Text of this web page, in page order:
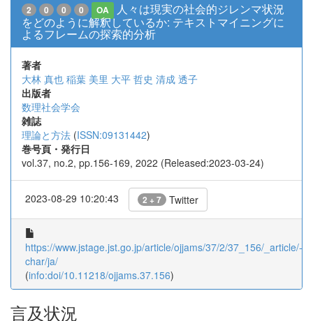
2 0 0 0 OA
人々は現実の社会的ジレンマ状況
をどのように解釈しているか: テキストマイニングに
よるフレームの探索的分析
著者
大林 真也 稲葉 美里 大平 哲史 清成 透子
出版者
数理社会学会
雑誌
理論と方法 (ISSN:09131442)
巻号頁・発行日
vol.37, no.2, pp.156-169, 2022 (Released:2023-03-24)
2023-08-29 10:20:43 2 + 7 Twitter
https://www.jstage.jst.go.jp/article/ojjams/37/2/37_156/_article/-
char/ja/
(info:doi/10.11218/ojjams.37.156)
言及状況